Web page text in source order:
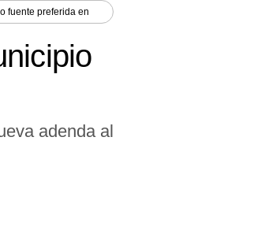
fuente preferida en
adenda al